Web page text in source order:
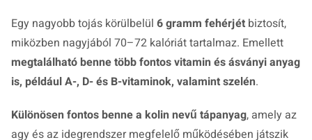
Egy nagyobb tojás körülbelül 6 gramm fehérjét biztosít,
miközben nagyjából 70–72 kalóriát tartalmaz. Emellett
megtalálható benne több fontos vitamin és ásványi anyag
is, például A-, D- és B-vitaminok, valamint szelén.
Különösen fontos benne a kolin nevű tápanyag, amely az
agy és az idegrendszer megfelelő működésében játszik